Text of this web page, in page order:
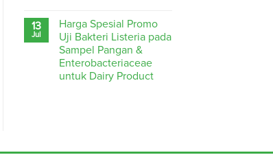
13
Jul
Harga Spesial Promo
Uji Bakteri Listeria pada
Sampel Pangan &
Enterobacteriaceae
untuk Dairy Product